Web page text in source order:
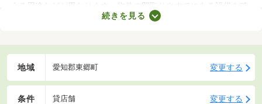
える用途などが異なります。物件の間取りやすでにある設備を確
認したうえで、内見を申し込むことがおすすめです。店舗の家賃
しょう。
続きを見る
地域 愛知郡東郷町 変更する
条件 貸店舗 変更する